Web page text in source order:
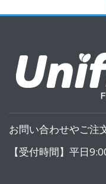
お問い合わせやご注
【受付時間】平日